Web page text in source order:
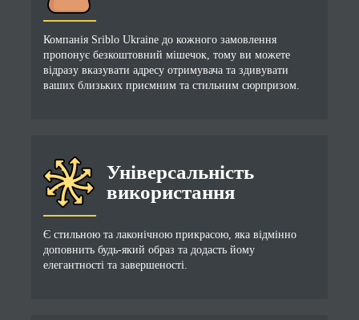
Компанія Sriblo Ukraine до кожного замовлення
пропонує безкоштовний мішечок, тому ви можете
відразу вказувати адресу отримувача та здивувати
ваших близьких приємним та стильним сюрпризом.
Універсальність
використання
Є стильною та лаконічною прикрасою, яка відмінно
доповнить будь-який образ та додасть йому
елегантності та завершеності.